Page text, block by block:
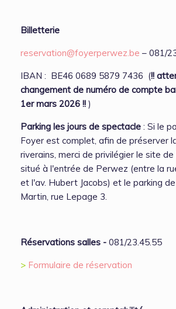
Billetterie
reservation@foyerperwez.be – 081/
IBAN : BE46 0689 5879 7436 (!!
changement de numéro de compte
1er mars 2026 !! )
Parking les jours de spectacle : Si le
Foyer est complet, afin de préserver
riverains, merci de privilégier le site de
situé à l'entrée de Perwez (entre la
et l'av. Hubert Jacobs) et le parking
Martin, rue Lepage 3.
Réservations salles - 081/23.45.55
> Formulaire de réservation